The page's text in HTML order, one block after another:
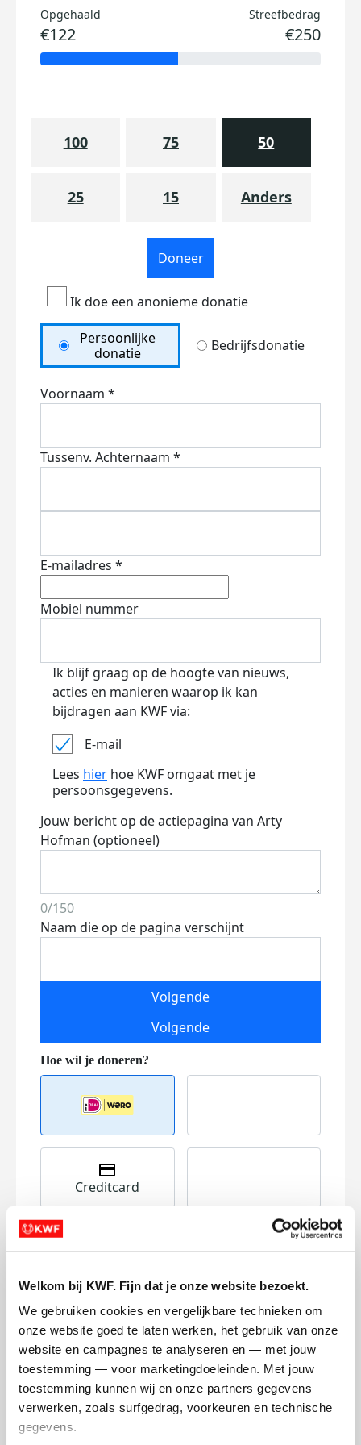
Welkom bij KWF. Fijn dat je onze website bezoekt.
We gebruiken cookies en vergelijkbare technieken om
onze website goed te laten werken, het gebruik van onze
website en campagnes te analyseren en — met jouw
toestemming — voor marketingdoeleinden. Met jouw
toestemming kunnen wij en onze partners gegevens
verwerken, zoals surfgedrag, voorkeuren en technische
gegevens.
Opgehaald
€122
Streefbedrag
€250
100 75 50
25 15 Anders
Doneer
Ik doe een anonieme donatie
Persoonlijke
donatie
Bedrijfsdonatie
Voornaam *
Tussenv. Achternaam *
E-mailadres *
Mobiel nummer
Ik blijf graag op de hoogte van nieuws,
acties en manieren waarop ik kan
bijdragen aan KWF via:
E-mail
Lees hier hoe KWF omgaat met je
persoonsgegevens.
Jouw bericht op de actiepagina van Arty
Hofman (optioneel)
0/150
Naam die op de pagina verschijnt
Volgende
Volgende
Creditcard
Referentie
Ik wil bijdragen aan de transactiekosten
en betaal €0.75 extra.
Doneer nu